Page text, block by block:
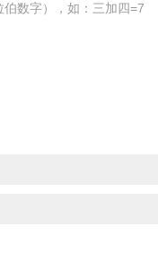
数字），如：三加四=7